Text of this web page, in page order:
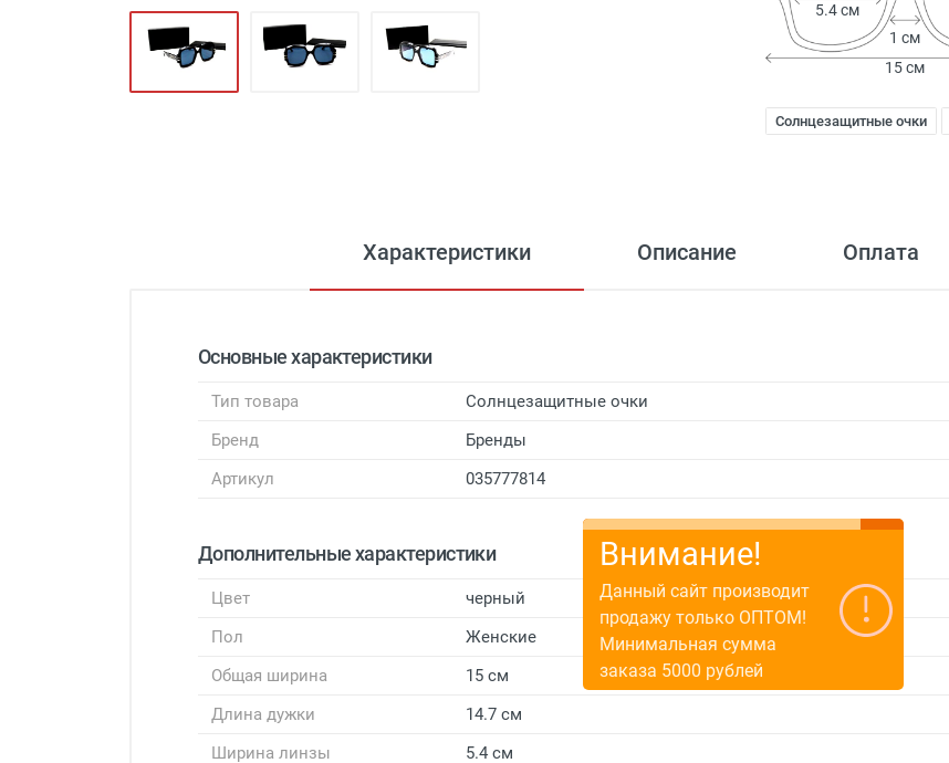
1 см
5.4 см
15 см
Солнцезащитные очки
Характеристики Описание Оплата
Основные характеристики
Тип товара
Солнцезащитные очки
Бренд
Бренды
Артикул
035777814
Дополнительные характеристики
Цвет
черный
Пол
Женские
Общая ширина
15 см
Длина дужки
14.7 см
Ширина линзы
5.4 см
Внимание!
Данный сайт производит
продажу только ОПТОМ!
Минимальная сумма
заказа 5000 рублей